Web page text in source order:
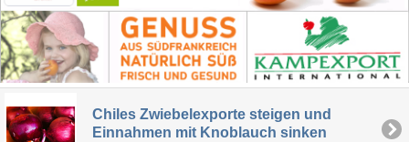
Chiles Zwiebelexporte steigen und
Einnahmen mit Knoblauch sinken